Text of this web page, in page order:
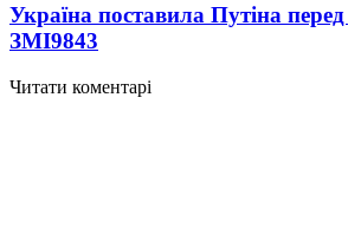
Україна поставила Путіна
ЗМІ9843
Читати коментарі